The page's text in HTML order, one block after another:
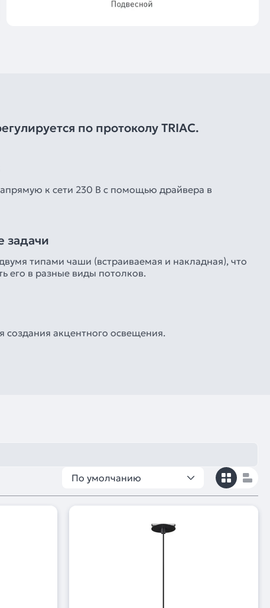
по протоколу TRIAC.
к сети 230 В с помощью драйвера в
задачи
типами чаши (встраиваемая и накладная), что
его в разные виды потолков.
создания акцентного освещения.
По умолчанию